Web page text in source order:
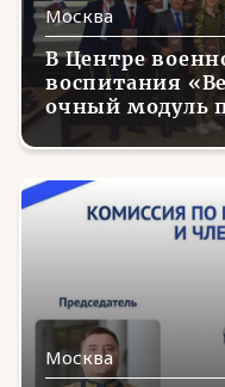
Магаданская
Марий Эл(9)
Мордовия(12)
Москва(192)
Московская область
Мурманская
Нижегородская
Новгородская
Москва
В Центре
воспитания
очный модуль
«Основы
Родины:
преподавания
организации»
Москва